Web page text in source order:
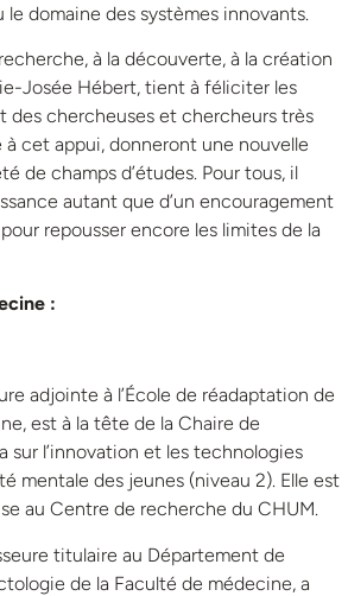
le domaine des systèmes innovants.
à la découverte, à la création
Josée Hébert, tient à féliciter les
des chercheuses et chercheurs très
cet appui, donneront une nouvelle
de champs d’études. Pour tous, il
autant que d’un encouragement
repousser encore les limites de la
:
adjointe à l’École de réadaptation de
est à la tête de la Chaire de
sur l’innovation et les technologies
mentale des jeunes (niveau 2). Elle est
au Centre de recherche du CHUM.
titulaire au Département de
de la Faculté de médecine, a